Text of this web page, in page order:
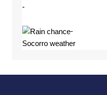
-
-
Socorro weather